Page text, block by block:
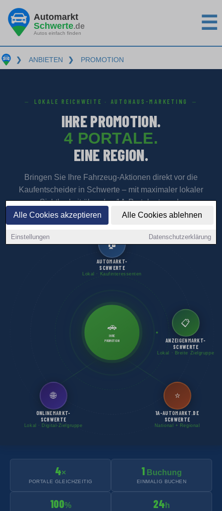
Alle Cookies akzeptieren Alle Cookies ablehnen
Einstellungen Datenschutzerklärung
Automarkt
Schwerte.de
Autos einfach finden ☰
❯ ANBIETEN ❯ PROMOTION
LOKALE REICHWEITE · AUTOHAUS-MARKETING
IHRE PROMOTION.
4 PORTALE.
EINE REGION.
Bringen Sie Ihre Fahrzeug-Aktionen direkt vor die
Kaufentscheider in Schwerte – mit maximaler lokaler
Sichtbarkeit über das 1A-Portalnetzwerk.
🚗
IHRE
PROMOTION
🏠
AUTOMARKT-
SCHWERTE
Lokal · Kaufinteressenten
📋
ANZEIGENMARKT-
SCHWERTE
Lokal · Breite Zielgruppe
🌐
ONLINEMARKT-
SCHWERTE
Lokal · Digital-Zielgruppe
⭐
1A-AUTOMARKT.DE
SCHWERTE
National + Regional
4×
PORTALE GLEICHZEITIG
1 Buchung
EINMALIG BUCHEN
100% 24 h